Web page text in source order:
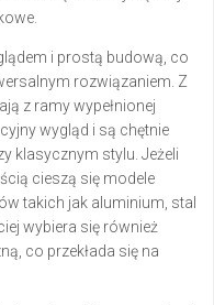
i prostą budową, co
rozwiązaniem. Z
z ramy wypełnionej
wygląd i są chętnie
klasycznym stylu. Jeżeli
cieszą się modele
takich jak aluminium, stal
wybiera się również
co przekłada się na